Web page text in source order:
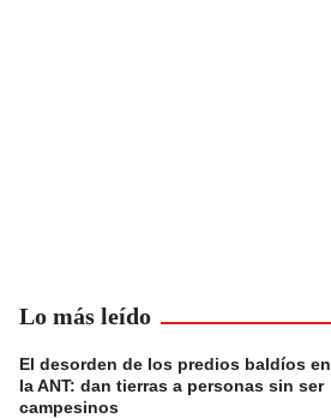
Lo más leído
El desorden de los predios baldíos en
la ANT: dan tierras a personas sin ser
campesinos